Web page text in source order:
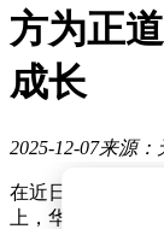
方为正
成长
2025-12-07来源：
在近日举办的国
上，华为创始人